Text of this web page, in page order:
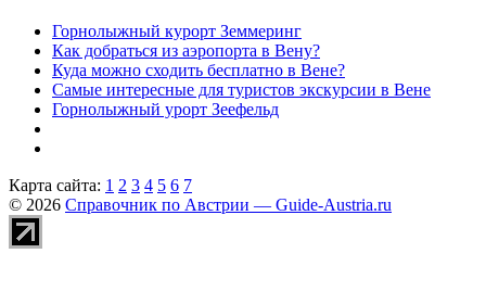
Горнолыжный курорт Земмеринг
Как добраться из аэропорта в Вену?
Куда можно сходить бесплатно в Вене?
Самые интересные для туристов экскурсии в Вене
Горнолыжный урорт Зеефельд
Карта сайта: 1 2 3 4 5 6 7
© 2026 Справочник по Австрии — Guide-Austria.ru